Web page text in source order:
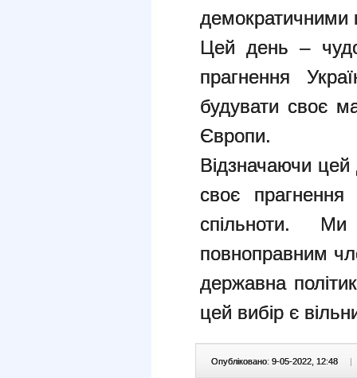
демократичними
Цей день –
прагнення
будувати своє
Європи.
Відзначаючи
своє прагнення
спільноти.
повноправним
державна
цей вибір є
Опубліковано: 9-05-2022, 12:48 |